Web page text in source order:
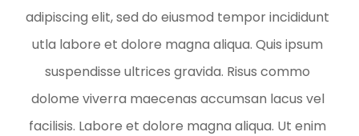
adipiscing elit, sed do eiusmod tempor incididunt
utla labore et dolore magna aliqua. Quis ipsum
suspendisse ultrices gravida. Risus commo
dolome viverra maecenas accumsan lacus vel
facilisis. Labore et dolore magna aliqua. Ut enim